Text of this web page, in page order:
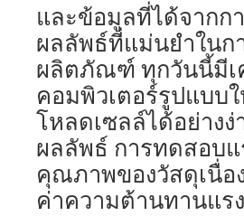
และข้อมูลที่ได้จากก
ผลลัพธ์ที่แม่นยำใน
ผลิตภัณฑ์ ทุกวันนี้มีเ
คอมพิวเตอร์รูปแบบ
โหลดเซลล์ได้อย่าง
ผลลัพธ์ การทดสอบ
คุณภาพของวัสดุเนื่
ค่าความต้านทานแร